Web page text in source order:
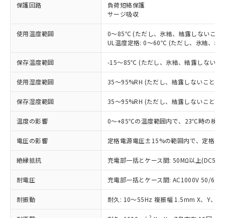
保護回路
負荷短絡保護
サージ吸収
使用温度範囲
0～85℃ (ただし、氷結、結露しないこと)
UL温度定格: 0～60℃ (ただし、氷結、結
保存温度範囲 -15～85℃ (ただし、氷結、結露しないこ
使用湿度範囲 35～95%RH (ただし、結露しないこと)
保存湿度範囲 35～95%RH (ただし、結露しないこと)
温度の影響 0～+85℃の温度範囲内で、23℃時の検
電圧の影響 定格電源電圧±15%の範囲内で、定格電
絶縁抵抗 充電部一括とケース間: 50MΩ以上
耐電圧 充電部一括とケース間: AC1000V 50/
耐振動 耐久: 10～55Hz 複振幅 1.5mm X、Y、Z
ご利用条件
以下の条件をお読みいただき、同意のうえ
ご利用ください。
本サービスは、当社制御機器事業取扱
商品の当社在庫状況および標準価格
(税抜)を提供させていただくもので
当社制御機器事業取扱商品の中には、
本サービスの対象外となる商品もある
ことをご了承ください。
在庫状況および標準価格照会結果は、
記載している更新日時点での社内デー
タに基づき作成されるものであり、閲
対応済み：EU RoHS指令（10物質）の
非含有に対応した製品が提供可能な商品で
す。
対応予定：EU RoHS指令（10物質）の非含
有に対応した製品に切り替える予定のある
商品です。
対応予定なし：EU RoHS指令（10物質）の
非含有に非対応の商品で、対応品を出す予
定はありません。
調査・確認中：EU RoHS指令（10物質）の
非含有の対応状況を調査中または確認中の
非該当品：ライセンス料など無形物で、有
害物質有無と関係のない商品です。
仕入先様の事情により、非含有部品として
むを得ず変更することがあります。
※1 中国RoHS○×表
「○」：最大均質材料含有率が中国RoHSの
基準値以下であることを示します。
「×」：最大均質材料含有率が中国RoHSの
基準値を超えていることを示します。
「－」：未確認です。当社販売部門へお問
*中国RoHS10物質の基準値 (GB/T26572)：
当社は、これら貴社製品のうち、外国
（以下｢規制貨物等」という）を輸出
または国外への提供する場合は、日本